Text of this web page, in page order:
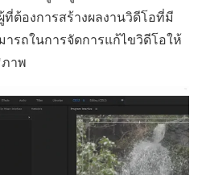
ที่ต้องการสร้างผลงานวิดีโอที่มี
รถในการจัดการแก้ไขวิดีโอให้
ภาพ